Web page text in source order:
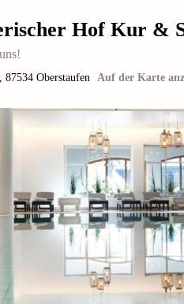
Hof Kur &
, 87534 Oberstaufen Auf der Karte